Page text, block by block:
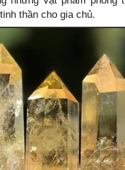
thần cho gia chủ.